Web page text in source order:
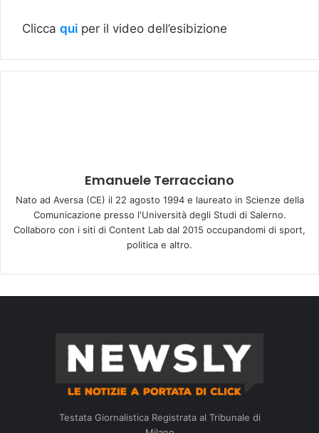
Clicca qui per il video dell’esibizione
Emanuele Terracciano
Nato ad Aversa (CE) il 22 agosto 1994 e laureato in Scienze della
Comunicazione presso l'Università degli Studi di Salerno.
Collaboro con i siti di Content Lab dal 2015 occupandomi di sport,
politica e altro.
Testata Giornalistica Registrata al Tribunale di